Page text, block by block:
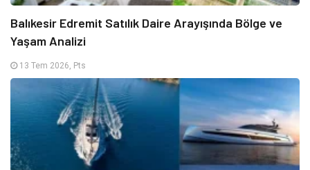
Balıkesir Edremit Satılık Daire Arayışında Bölge ve
Yaşam Analizi
13 Tem 2026, Pts